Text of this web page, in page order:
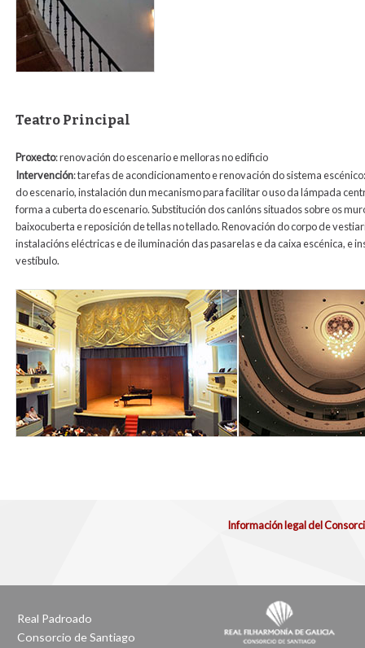
Teatro Principal
Proxecto: renovación do escenario e melloras no edificio
Intervención:tarefas de acondicionamento e renovación do sistema
do escenario, instalación dun mecanismo para facilitar o uso da lámpada
forma a cuberta do escenario. Substitución dos canlóns situados sobre os
baixocuberta e reposición de tellas no tellado. Renovación do corpo de
instalacións eléctricas e de iluminación das pasarelas e da caixa escénica, e
vestíbulo.
6_teatro_principal.jpg
Información legal del
Real Padroado
Consorcio de Santiago